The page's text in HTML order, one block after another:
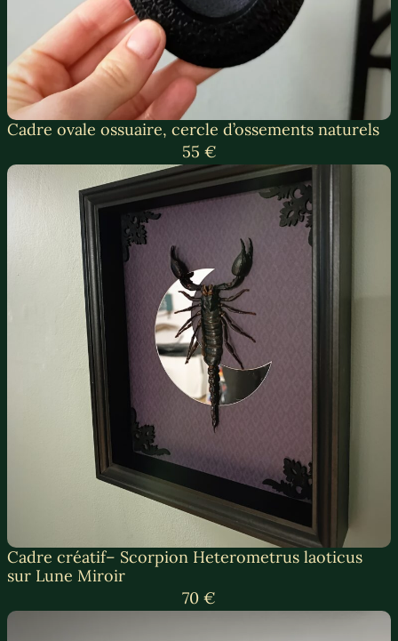
Cadre ovale ossuaire, cercle d’ossements naturels
55 €
Cadre créatif– Scorpion Heterometrus laoticus
sur Lune Miroir
70 €